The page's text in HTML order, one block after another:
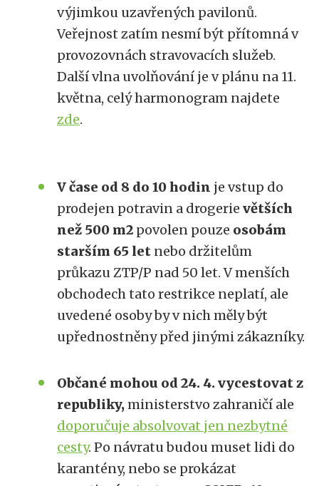
výjimkou uzavřených pavilonů.
Veřejnost zatím nesmí být přítomná v
provozovnách stravovacích služeb.
Další vlna uvolňování je v plánu na 11.
května, celý harmonogram najdete
zde.
V čase od 8 do 10 hodin je vstup do
prodejen potravin a drogerie větších
než 500 m2 povolen pouze osobám
starším 65 let nebo držitelům
průkazu ZTP/P nad 50 let. V menších
obchodech tato restrikce neplatí, ale
uvedené osoby by v nich měly být
upřednostněny před jinými zákazníky.
Občané mohou od 24. 4. vycestovat z
republiky,ministerstvo zahraničí ale
doporučuje absolvovat jen nezbytné
cesty. Po návratu budou muset lidi do
karantény, nebo se prokázat